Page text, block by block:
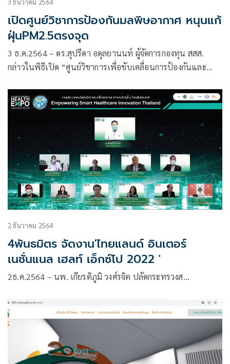
3 ธันวาคม 2564
เปิดศูนย์วิชาการป้องกันมลพิษอากาศ หนุนแก้
ฝุ่นPM2.5ตรงจุด
3 ธ.ค.2564 – ดร.สุปรีดา อดุลยานนท์ ผู้จัดการกองทุน สสส.
กล่าวในพิธีเปิด “ศูนย์วิชาการเพื่อขับเคลื่อนการป้องกันและ
แวดล้อม” เนื่องในวันสิ่งแวดล้อมไทย 2564 ว่า สสส. ตระหนักถึง
ปัญหามลพิษสิ่งแวดล้อมที่ส่งผลกระทบต่อสุขภาพประชากรไทย
2 ธันวาคม 2564
4พันธมิตร จัดงาน'ไทยแลนด์ อินเตอร์
เนชั่นแนล เฮลท์ เอ็กซ์โป 2022 '
2ธ.ค.2564 – นพ. เกียรติภูมิ วงศ์รจิต ปลัดกระทรวงส…